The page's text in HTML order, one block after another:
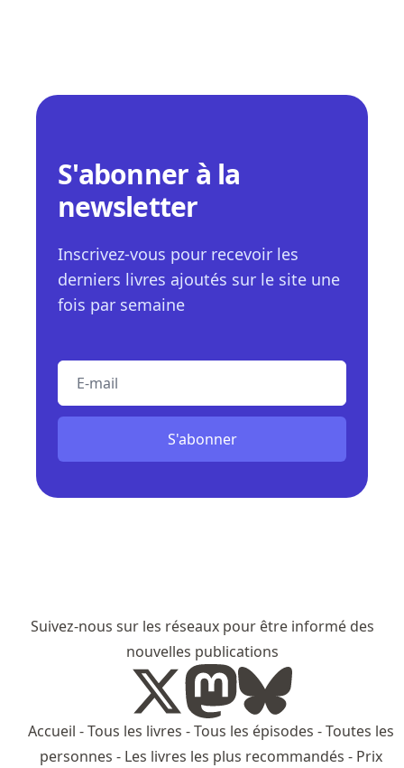
S'abonner à la
newsletter
Inscrivez-vous pour recevoir les
derniers livres ajoutés sur le site une
fois par semaine
E-mail
S'abonner
Suivez-nous sur les réseaux pour être informé des
nouvelles publications
Accueil -Tous les livres -Tous les épisodes -Toutes les
personnes - Les livres les plus recommandés - Prix